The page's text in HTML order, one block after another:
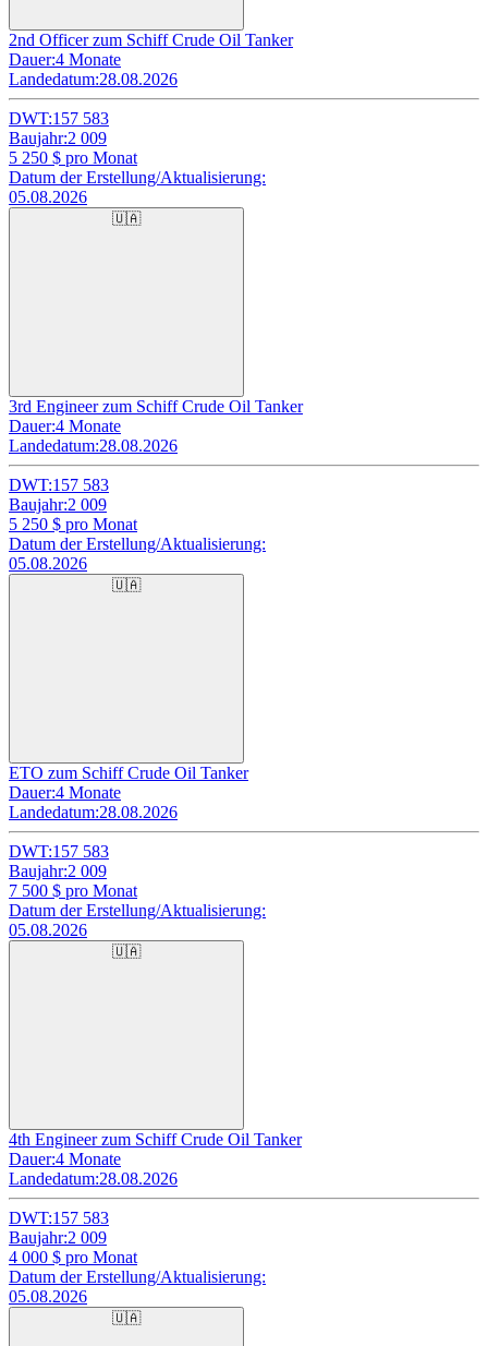
2nd Officer zum Schiff Crude Oil Tanker
Dauer:4 Monate
Landedatum:28.08.2026
DWT:157 583
Baujahr:2 009
5 250 $ pro Monat
Datum der Erstellung/Aktualisierung:
05.08.2026
🇺🇦
3rd Engineer zum Schiff Crude Oil Tanker
Dauer:4 Monate
Landedatum:28.08.2026
DWT:157 583
Baujahr:2 009
5 250 $ pro Monat
Datum der Erstellung/Aktualisierung:
05.08.2026
🇺🇦
ETO zum Schiff Crude Oil Tanker
Dauer:4 Monate
Landedatum:28.08.2026
DWT:157 583
Baujahr:2 009
7 500 $ pro Monat
Datum der Erstellung/Aktualisierung:
05.08.2026
🇺🇦
4th Engineer zum Schiff Crude Oil Tanker
Dauer:4 Monate
Landedatum:28.08.2026
DWT:157 583
Baujahr:2 009
4 000 $ pro Monat
Datum der Erstellung/Aktualisierung:
05.08.2026
🇺🇦